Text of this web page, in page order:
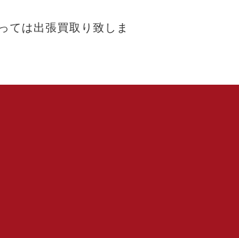
ては出張買取り致しま